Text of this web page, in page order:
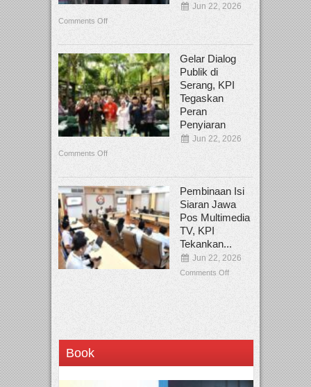
Jun 22, 2026
Comments Off
Gelar Dialog
Publik di
Serang, KPI
Tegaskan
Peran
Penyiaran
Jun 22, 2026
Comments Off
Pembinaan Isi
Siaran Jawa
Pos Multimedia
TV, KPI
Tekankan...
Jun 22, 2026
Comments Off
Book